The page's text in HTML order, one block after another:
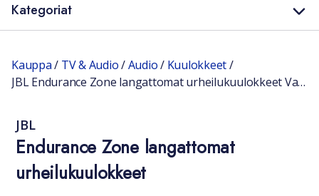
Kategoriat
Kauppa/ TV & Audio/Audio/ Kuulokkeet/
JBL Endurance Zone langattomat urheilukuulokkeet Valkoinen
Endurance Zone langattomat
urheilukuulokkeet
JBL